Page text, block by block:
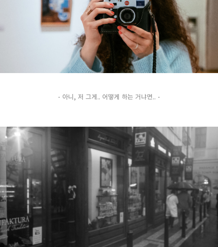
- 아니, 저 그게.. 어떻게 하는 거냐면.. -